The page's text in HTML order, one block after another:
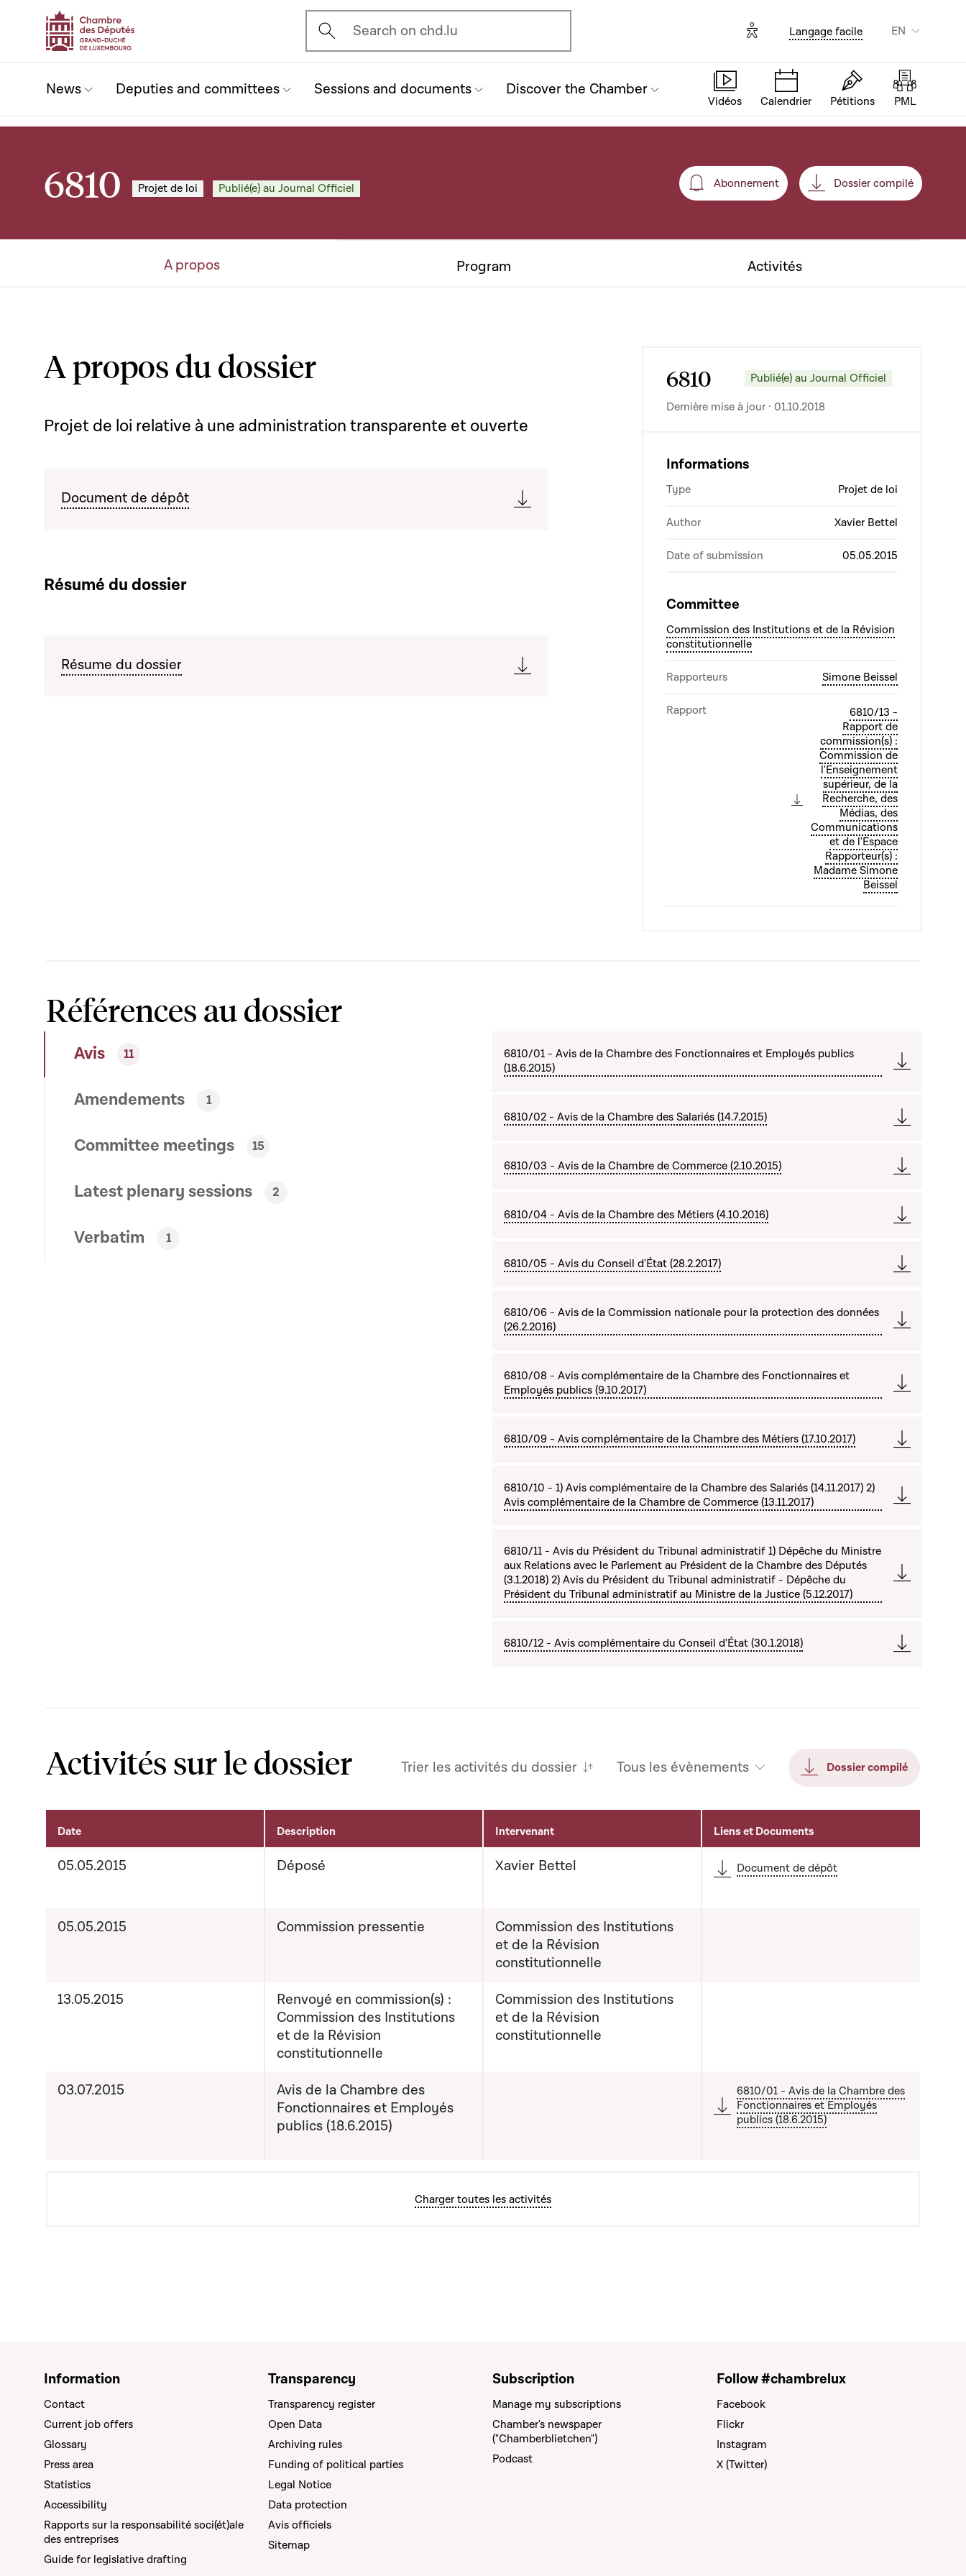
Ouvrir l'écran de recherche
Search on chd.lu Options d'accessibilité
Langage facile EN
News Deputies and committees Sessions and documents Discover the Chamber
Vidéos Calendrier Pétitions PML
6810 Projet de loi Publié(e) au Journal Officiel Abonnement
Abonnement Dossier compilé
A propos Program Activités
A propos du dossier
Projet de loi relative à une administration transparente et ouverte
Document de dépôt
Résumé du dossier
Résume du dossier
6810 Publié(e) au Journal Officiel
Dernière mise à jour · 01.10.2018
Informations
Type Projet de loi
Author Xavier Bettel
Date of submission 05.05.2015
Committee
Commission des Institutions et de la Révision
constitutionnelle
Rapporteurs Simone Beissel
Rapport
6810/13 -
Rapport de
commission(s) :
Commission de
l'Enseignement
supérieur, de la
Recherche, des
Médias, des
Communications
et de l'Espace
Rapporteur(s) :
Madame Simone
Beissel
Références au dossier
Avis 11
Amendements 1
Committee meetings 15
Latest plenary sessions 2
Verbatim 1
6810/01 - Avis de la Chambre des Fonctionnaires et Employés publics
(18.6.2015)
6810/02 - Avis de la Chambre des Salariés (14.7.2015)
6810/03 - Avis de la Chambre de Commerce (2.10.2015)
6810/04 - Avis de la Chambre des Métiers (4.10.2016)
6810/05 - Avis du Conseil d'État (28.2.2017)
6810/06 - Avis de la Commission nationale pour la protection des données
(26.2.2016)
6810/08 - Avis complémentaire de la Chambre des Fonctionnaires et
Employés publics (9.10.2017)
6810/09 - Avis complémentaire de la Chambre des Métiers (17.10.2017)
6810/10 - 1) Avis complémentaire de la Chambre des Salariés (14.11.2017) 2)
Avis complémentaire de la Chambre de Commerce (13.11.2017)
6810/11 - Avis du Président du Tribunal administratif 1) Dépêche du Ministre
aux Relations avec le Parlement au Président de la Chambre des Députés
(3.1.2018) 2) Avis du Président du Tribunal administratif - Dépêche du
Président du Tribunal administratif au Ministre de la Justice (5.12.2017)
6810/12 - Avis complémentaire du Conseil d'État (30.1.2018)
Activités sur le dossier Trier les activités du dossier Tous les évènements Dossier compilé
Activités sur le dossier
Date Description Intervenant Liens et Documents
05.05.2015 Déposé Xavier Bettel Document de dépôt
05.05.2015 Commission pressentie
Commission des Institutions
et de la Révision
constitutionnelle
13.05.2015
Renvoyé en commission(s) :
Commission des Institutions
et de la Révision
constitutionnelle
Commission des Institutions
et de la Révision
constitutionnelle
03.07.2015
Avis de la Chambre des
Fonctionnaires et Employés
publics (18.6.2015)
6810/01 - Avis de la Chambre des
Fonctionnaires et Employés
publics (18.6.2015)
Charger toutes les activités
Information
Contact
Current job offers
Glossary
Press area
Statistics
Accessibility
Rapports sur la responsabilité soci(ét)ale
des entreprises
Guide for legislative drafting
Transparency
Transparency register
Open Data
Archiving rules
Funding of political parties
Legal Notice
Data protection
Avis officiels
Sitemap
Subscription
Manage my subscriptions
Chamber's newspaper
("Chamberblietchen")
Podcast
Follow #chambrelux
Facebook
Flickr
Instagram
X (Twitter)